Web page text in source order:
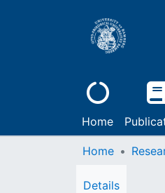
Home
Home
Details